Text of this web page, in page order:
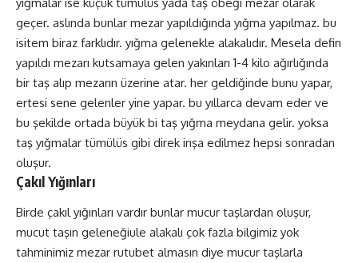
geçer. aslında bunlar mezar yapıldığında yığma yapılmaz. bu
isitem biraz farklıdır. yığma gelenekle alakalıdır. Mesela defin
yapıldı mezarı kutsamaya gelen yakınları 1-4 kilo ağırlığında
bir taş alıp mezarın üzerine atar. her geldiğinde bunu yapar,
ertesi sene gelenler yine yapar. bu yıllarca devam eder ve
bu şekilde ortada büyük bi taş yığma meydana gelir. yoksa
taş yığmalar tümülüs gibi direk inşa edilmez hepsi sonradan
oluşur.
Çakıl Yığınları
Birde çakıl yığınları vardır bunlar mucur taşlardan oluşur,
mucut taşın geleneğiule alakalı çok fazla bilgimiz yok
tahminimiz mezar rutubet almasın diye mucur taşlarla